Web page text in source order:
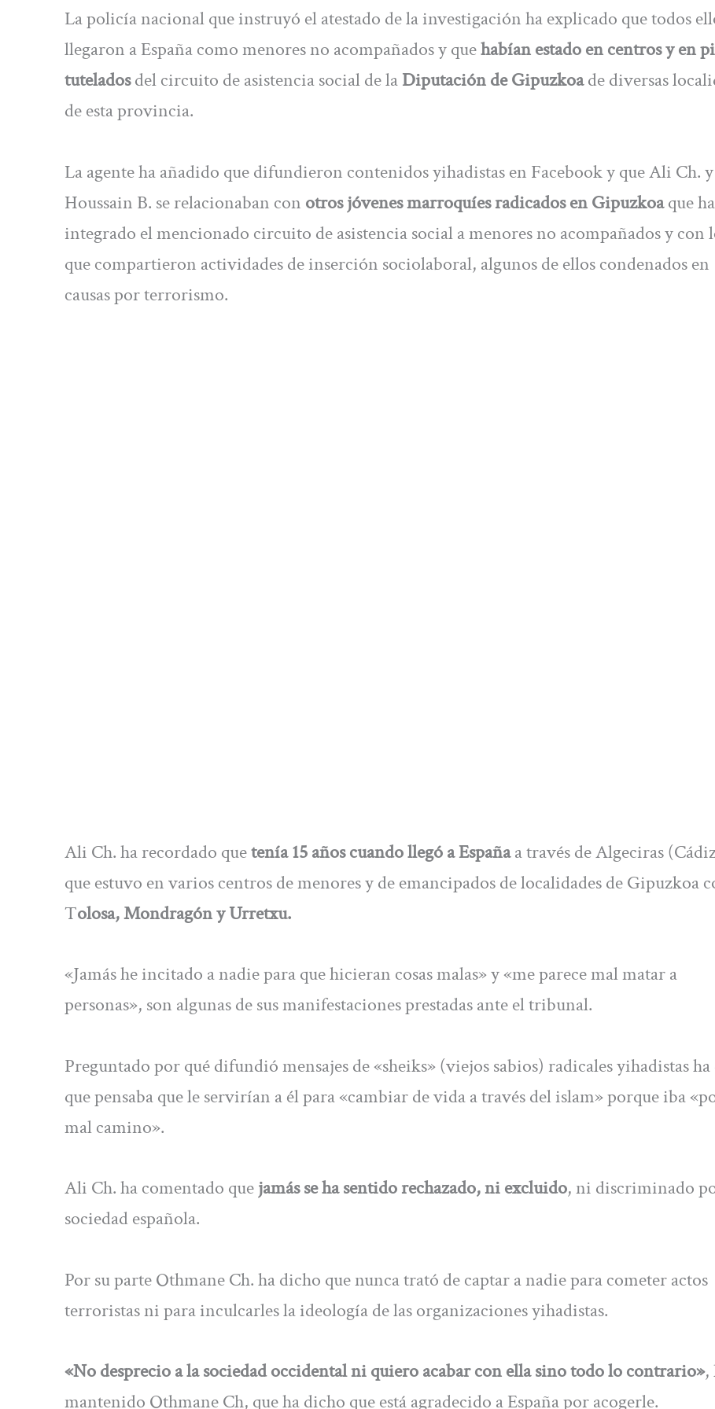
La policía nacional que instruyó el atestado de la investigación ha explicado que todos
llegaron a España como menores no acompañados y quehabían estado en centros y en
tuteladosdel circuito de asistencia social de laDiputación de Gipuzkoade diversas
de esta provincia.
La agente ha añadido que difundieron contenidos yihadistas en Facebook y que Ali Ch.
Houssain B. se relacionaban con otros jóvenes marroquíes radicados en Gipuzkoaque
integrado el mencionado circuito de asistencia social a menores no acompañados y con
que compartieron actividades de inserción sociolaboral, algunos de ellos condenados en
causas por terrorismo.
Ali Ch. ha recordado quetenía 15 años cuando llegó a Españaa través de Algeciras
que estuvo en varios centros de menores y de emancipados de localidades de Gipuzkoa
Tolosa, Mondragón y Urretxu.
«Jamás he incitado a nadie para que hicieran cosas malas» y «me parece mal matar a
personas», son algunas de sus manifestaciones prestadas ante el tribunal.
Preguntado por qué difundió mensajes de «sheiks» (viejos sabios) radicales yihadistas
que pensaba que le servirían a él para «cambiar de vida a través del islam» porque iba
mal camino».
Ali Ch. ha comentado quejamás se ha sentido rechazado, ni excluido, ni discriminado
sociedad española.
Por su parte Othmane Ch. ha dicho que nunca trató de captar a nadie para cometer actos
terroristas ni para inculcarles la ideología de las organizaciones yihadistas.
«No desprecio a la sociedad occidental ni quiero acabar con ella sino todo lo contrario»,
mantenido Othmane Ch, que ha dicho que está agradecido a España por acogerle.